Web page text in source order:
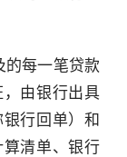
每一笔贷款
由银行出具
行回单）和
清单、银行